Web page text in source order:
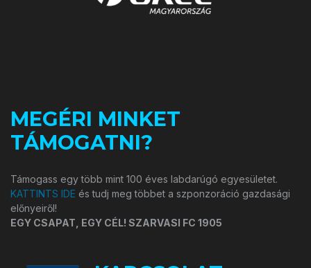
MEGÉRI MINKET
TÁMOGATNI?
Támogass egy több mint 100 éves labdarúgó egyesületet.
KATTINTS IDE és tudj meg többet a szponzoráció gazdasági
előnyeiről!
EGY CSAPAT, EGY CÉL! SZARVASI FC 1905